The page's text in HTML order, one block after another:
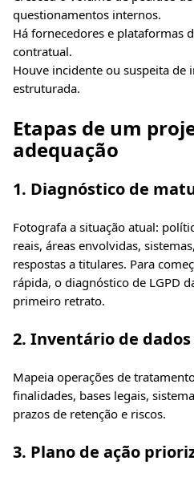
questionamentos internos.
Há fornecedores e plataformas
contratual.
Houve incidente ou suspeita de
estruturada.
Etapas de um
adequação
1. Diagnóstico de
Fotografa a situação atual:
reais, áreas envolvidas,
respostas a titulares. Para
rápida, o diagnóstico de LGPD
primeiro retrato.
2. Inventário de
Mapeia operações de
finalidades, bases legais,
prazos de retenção e riscos.
3. Plano de ação